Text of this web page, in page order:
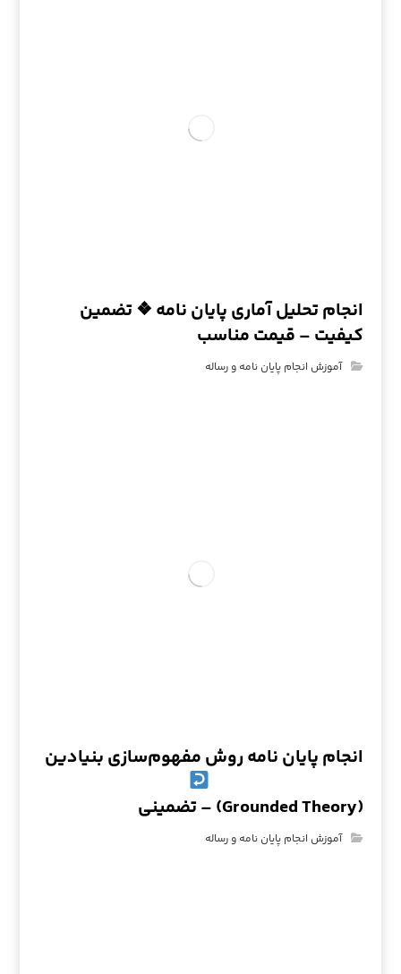
انجام تحلیل آماری پایان نامه ❖ تضمین
کیفیت – قیمت مناسب
آموزش انجام پایان نامه و رساله
انجام پایان نامه روش مفهوم‌سازی بنیادین
(Grounded Theory) – تضمینی
آموزش انجام پایان نامه و رساله